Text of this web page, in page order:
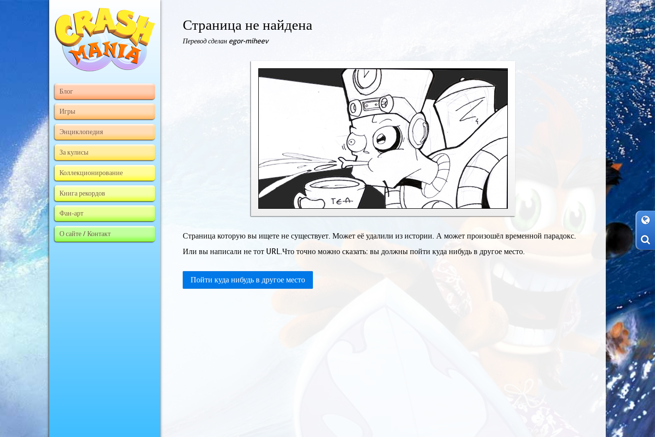
Блог
Игры
Энциклопедия
За кулисы
Коллекционирование
Книга рекордов
Фан-арт
О сайте / Контакт
Страница не найдена
Перевод сделан egor-miheev
Страница которую вы ищете не существует. Может её удалили из истории. А может произошёл временной парадокс.
Или вы написали не тот URL.Что точно можно сказать: вы должны пойти куда нибудь в другое место.
Пойти куда нибудь в другое место